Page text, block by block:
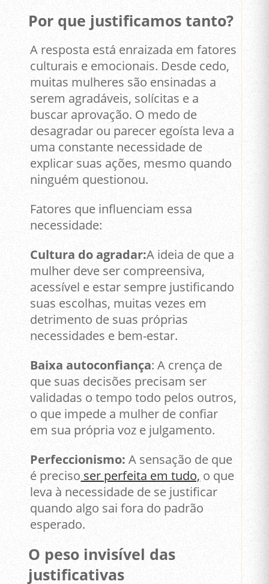
Por que justificamos tanto?
A resposta está enraizada em fatores
culturais e emocionais. Desde cedo,
muitas mulheres são ensinadas a
serem agradáveis, solícitas e a
buscar aprovação. O medo de
desagradar ou parecer egoísta leva a
uma constante necessidade de
explicar suas ações, mesmo quando
ninguém questionou.
Fatores que influenciam essa
necessidade:
Cultura do agradar:A ideia de que a
mulher deve ser compreensiva,
acessível e estar sempre justificando
suas escolhas, muitas vezes em
detrimento de suas próprias
necessidades e bem-estar.
Baixa autoconfiança: A crença de
que suas decisões precisam ser
validadas o tempo todo pelos outros,
o que impede a mulher de confiar
em sua própria voz e julgamento.
Perfeccionismo: A sensação de que
é preciso ser perfeita em tudo, o que
leva à necessidade de se justificar
quando algo sai fora do padrão
esperado.
O peso invisível das
justificativas